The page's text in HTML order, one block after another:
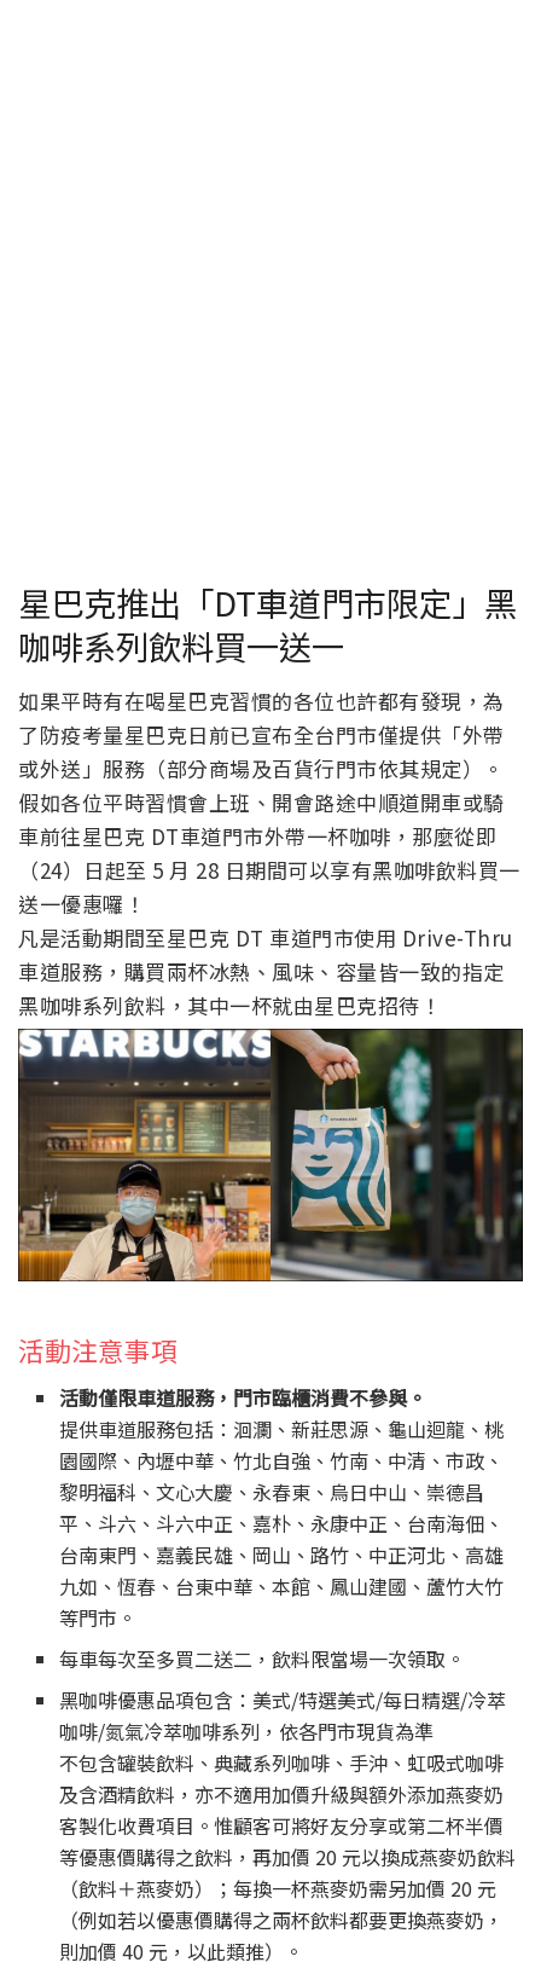
星巴克推出「DT車道門市限定」黑
咖啡系列飲料買一送一
如果平時有在喝星巴克習慣的各位也許都有發現，為
了防疫考量星巴克日前已宣布全台門市僅提供「外帶
或外送」服務（部分商場及百貨行門市依其規定）。
假如各位平時習慣會上班、開會路途中順道開車或騎
車前往星巴克 DT車道門市外帶一杯咖啡，那麼從即
（24）日起至 5 月 28 日期間可以享有黑咖啡飲料買一
送一優惠囉！
凡是活動期間至星巴克 DT 車道門市使用 Drive-Thru
車道服務，購買兩杯冰熱、風味、容量皆一致的指定
黑咖啡系列飲料，其中一杯就由星巴克招待！
活動注意事項
活動僅限車道服務，門市臨櫃消費不參與。
提供車道服務包括：洄瀾、新莊思源、龜山迴龍、桃
園國際、內壢中華、竹北自強、竹南、中清、市政、
黎明福科、文心大慶、永春東、烏日中山、崇德昌
平、斗六、斗六中正、嘉朴、永康中正、台南海佃、
台南東門、嘉義民雄、岡山、路竹、中正河北、高雄
九如、恆春、台東中華、本館、鳳山建國、蘆竹大竹
等門市。
每車每次至多買二送二，飲料限當場一次領取。
黑咖啡優惠品項包含：美式/特選美式/每日精選/冷萃
咖啡/氮氣冷萃咖啡系列，依各門市現貨為準
不包含罐裝飲料、典藏系列咖啡、手沖、虹吸式咖啡
及含酒精飲料，亦不適用加價升級與額外添加燕麥奶
客製化收費項目。惟顧客可將好友分享或第二杯半價
等優惠價購得之飲料，再加價 20 元以換成燕麥奶飲料
（飲料＋燕麥奶）；每換一杯燕麥奶需另加價 20 元
（例如若以優惠價購得之兩杯飲料都要更換燕麥奶，
則加價 40 元，以此類推）。